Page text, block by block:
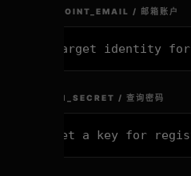
ENDPOINT_EMAIL / 邮箱账户
AUTH_SECRET / 查询密码